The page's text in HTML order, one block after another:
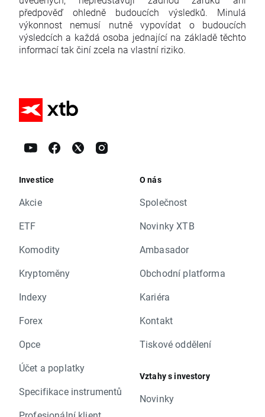
předpověď ohledně budoucích výsledků. Minulá
výkonnost nemusí nutně vypovídat o budoucích
výsledcích a každá osoba jednající na základě těchto
informací tak činí zcela na vlastní riziko.
Investice
Akcie
ETF
Komodity
Kryptoměny
Indexy
Forex
Opce
Účet a poplatky
Specifikace instrumentů
O nás
Společnost
Novinky XTB
Ambasador
Obchodní platforma
Kariéra
Kontakt
Tiskové oddělení
Vztahy s investory
Novinky